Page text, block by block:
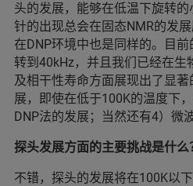
头的发展，能够在低温下旋转
针的出现总会在固态NMR的发
在DNP环境中也是同样的。目
转到40kHz，并且我们已经在生
及相干性寿命方面展现出了显
展，即使在低于100K的温度下
DNP法的发展；当然还有4）微
探头发展方面的主要挑战是什么
不错，探头的发展将在100K以